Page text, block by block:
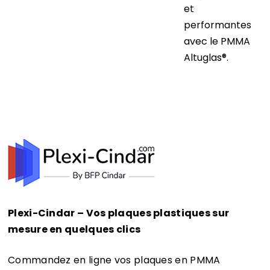
et
performantes
avec le PMMA
Altuglas®.
Plexi-Cindar – Vos plaques plastiques sur
mesure en quelques clics
Commandez en ligne vos plaques en PMMA